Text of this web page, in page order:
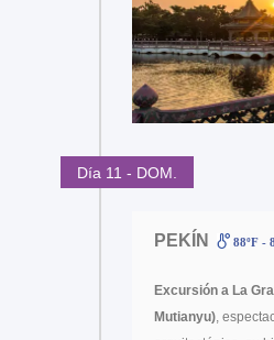
Día 11 - DOM.
PEKÍN 88ºF -
Excursión a La
Mutianyu) ,